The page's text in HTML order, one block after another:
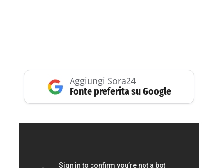
Aggiungi Sora24
Fonte preferita su Google